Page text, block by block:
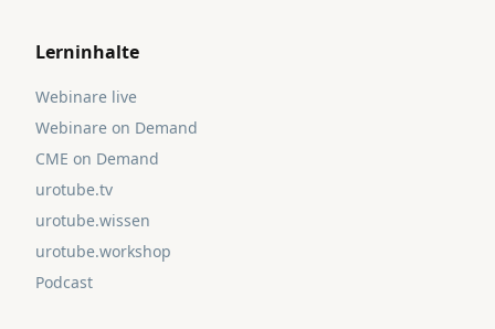
Lerninhalte
Webinare live
Webinare on Demand
CME on Demand
urotube.tv
urotube.wissen
urotube.workshop
Podcast